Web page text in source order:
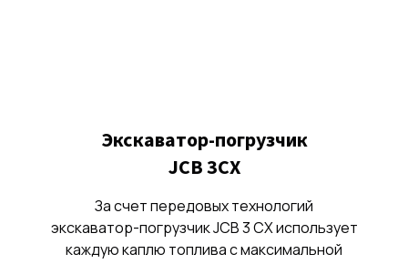
Экскаватор-погрузчик
JCB 3CX
За счет передовых технологий
экскаватор-погрузчик JCB 3 CX использует
каждую каплю топлива с максимальной